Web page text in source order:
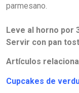
parmesano.
Leve al horno por
Servir con pan
Artículos
Cupcakes de